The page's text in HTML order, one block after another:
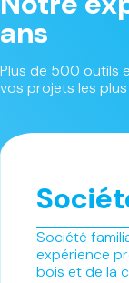
ans
Plus de 500 outils
vos projets les
Société
expérience
bois et de la